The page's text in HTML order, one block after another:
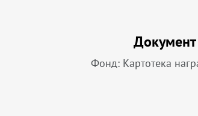
Фонд: Картотека